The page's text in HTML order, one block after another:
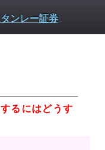
るにはどうす